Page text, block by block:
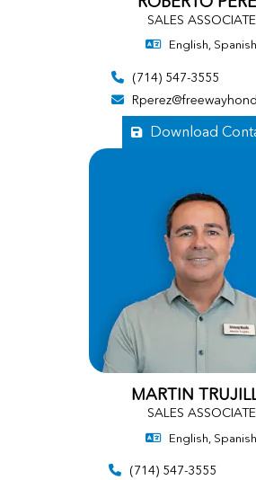
SALES ASSOCIATE
English, Spanish
(714) 547-3555
Download
MARTIN
SALES ASSOCIATE
English, Spanish
(714) 547-3555